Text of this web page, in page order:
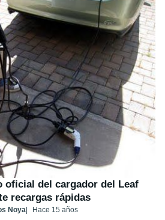
oficial del cargador del Leaf
recargas rápidas
Noya Hace 15 años